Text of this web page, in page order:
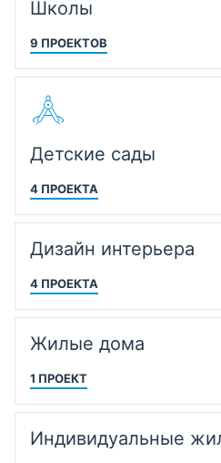
Школы
9 ПРОЕКТОВ
Детские сады
4 ПРОЕКТА
Дизайн интерьера
4 ПРОЕКТА
Жилые дома
1 ПРОЕКТ
Индивидуальные